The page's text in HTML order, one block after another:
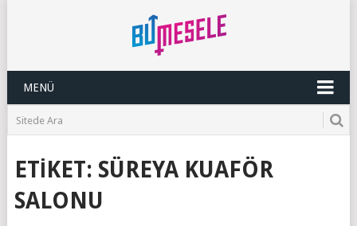
MENÜ
ETIKET: SÜREYA KUAFÖR
SALONU